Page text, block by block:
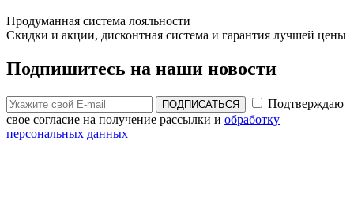
Продуманная система лояльности
Скидки и акции, дисконтная система и гарантия лучшей цены
Подпишитесь на наши новости
ПОДПИСАТЬСЯ
Подтверждаю
свое согласие на получение рассылки и обработку
персональных данных